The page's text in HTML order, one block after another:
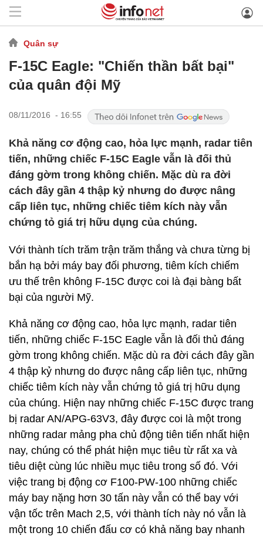
Quân sự
F-15C Eagle: "Chiến thần bất bại"
của quân đội Mỹ
08/11/2016 - 16:55
Khả năng cơ động cao, hỏa lực mạnh, radar tiên
tiến, những chiếc F-15C Eagle vẫn là đối thủ
đáng gờm trong không chiến. Mặc dù ra đời
cách đây gần 4 thập kỷ nhưng do được nâng
cấp liên tục, những chiếc tiêm kích này vẫn
chứng tỏ giá trị hữu dụng của chúng.
Với thành tích trăm trận trăm thắng và chưa từng bị
bắn hạ bởi máy bay đối phương, tiêm kích chiếm
ưu thế trên không F-15C được coi là đại bàng bất
bại của người Mỹ.
Khả năng cơ động cao, hỏa lực mạnh, radar tiên
tiến, những chiếc F-15C Eagle vẫn là đối thủ đáng
gờm trong không chiến. Mặc dù ra đời cách đây gần
4 thập kỷ nhưng do được nâng cấp liên tục, những
chiếc tiêm kích này vẫn chứng tỏ giá trị hữu dụng
của chúng. Hiện nay những chiếc F-15C được trang
bị radar AN/APG-63V3, đây được coi là một trong
những radar mảng pha chủ động tiên tiến nhất hiện
nay, chúng có thể phát hiện mục tiêu từ rất xa và
tiêu diệt cùng lúc nhiều mục tiêu trong số đó. Với
việc trang bị động cơ F100-PW-100 những chiếc
máy bay nặng hơn 30 tấn này vẫn có thể bay với
vận tốc trên Mach 2,5, với thành tích này nó vẫn là
một trong 10 chiến đấu cơ có khả năng bay nhanh